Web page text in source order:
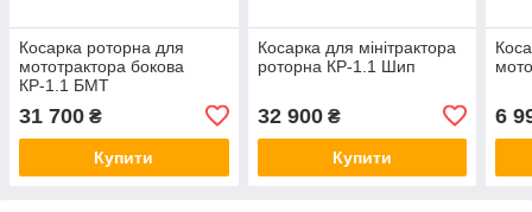
Косарка роторна для
мототрактора бокова
КР-1.1 БМТ
31 700 ₴
Купити
Косарка для мінітрактора
роторна КР-1.1 Шип
32 900₴
Купити
6